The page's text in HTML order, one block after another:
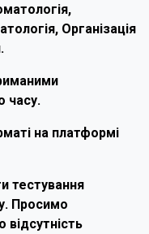
Організація
часу.
на платформі
тестування
Просимо